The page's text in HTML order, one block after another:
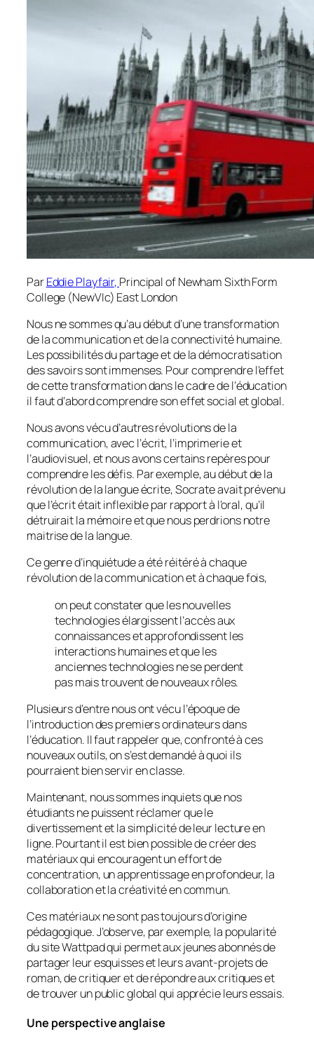
ParEddie Playfair, Principal of Newham Sixth Form
College (NewVIc) East London
Nous ne sommes qu’au début d’une transformation
de la communication et de la connectivité humaine.
Les possibilités du partage et de la démocratisation
des savoirs sont immenses. Pour comprendre l’effet
de cette transformation dans le cadre de l’éducation
il faut d’abord comprendre son effet social et global.
Nous avons vécu d’autres révolutions de la
communication, avec l’écrit, l’imprimerie et
l’audiovisuel, et nous avons certains repères pour
comprendre les défis. Par exemple, au début de la
révolution de la langue écrite, Socrate avait prévenu
que l’écrit était inflexible par rapport à l’oral, qu’il
détruirait la mémoire et que nous perdrions notre
maitrise de la langue.
Ce genre d’inquiétude a été réitéré à chaque
révolution de la communication et à chaque fois,
on peut constater que les nouvelles
technologies élargissent l’accès aux
connaissances et approfondissent les
interactions humaines et que les
anciennes technologies ne se perdent
pas mais trouvent de nouveaux rôles.
Plusieurs d’entre nous ont vécu l’époque de
l’introduction des premiers ordinateurs dans
l’éducation. Il faut rappeler que, confronté à ces
nouveaux outils, on s’est demandé à quoi ils
pourraient bien servir en classe.
Maintenant, nous sommes inquiets que nos
étudiants ne puissent réclamer que le
divertissement et la simplicité de leur lecture en
ligne. Pourtant il est bien possible de créer des
matériaux qui encouragent un effort de
concentration, un apprentissage en profondeur, la
collaboration et la créativité en commun.
Ces matériaux ne sont pas toujours d’origine
pédagogique. J’observe, par exemple, la popularité
du siteWattpadqui permet aux jeunes abonnés de
partager leur esquisses et leurs avant-projets de
roman, de critiquer et de répondre aux critiques et
de trouver un public global qui apprécie leurs essais.
Une perspective anglaise